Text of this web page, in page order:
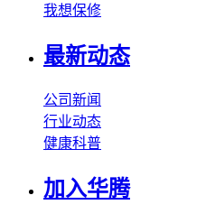
我想保修
最新动态
公司新闻
行业动态
健康科普
加入华腾